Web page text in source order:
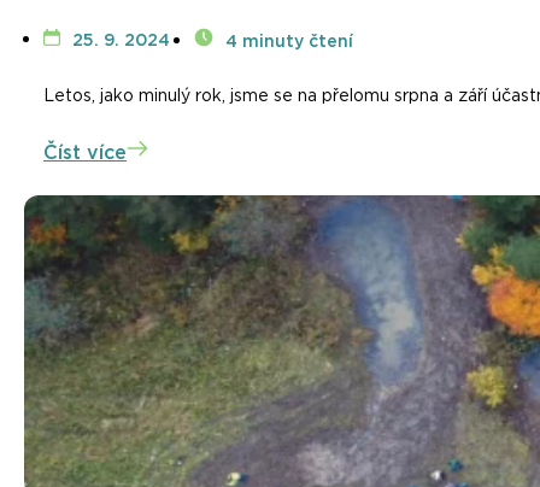
25. 9. 2024 4 minuty čtení
Letos, jako minulý rok, jsme se na přelomu srpna a září
Číst více